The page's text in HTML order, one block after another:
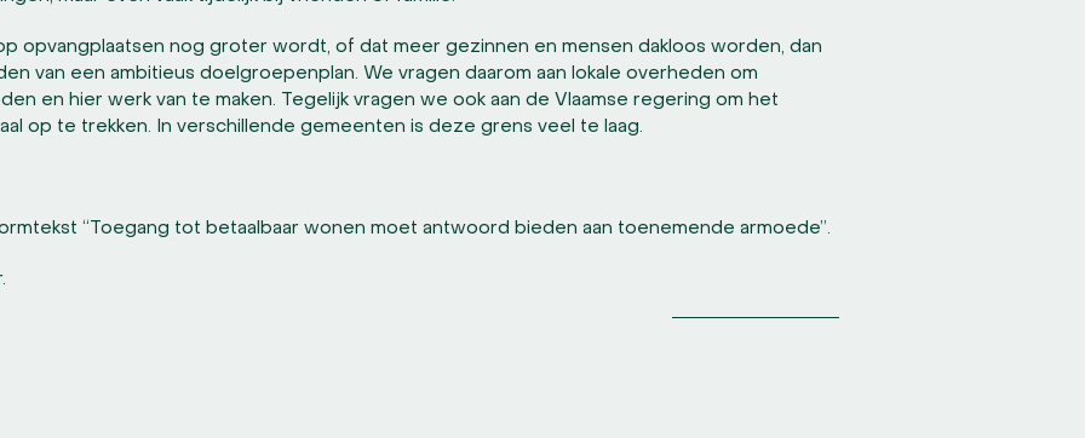
opvangplaatsen nog groter wordt, of dat meer gezinnen en mensen dakloos worden, dan
van een ambitieus doelgroepenplan. We vragen daarom aan lokale overheden om
en hier werk van te maken. Tegelijk vragen we ook aan de Vlaamse regering om het
op te trekken. In verschillende gemeenten is deze grens veel te laag.
“Toegang tot betaalbaar wonen moet antwoord bieden aan toenemende armoede”.